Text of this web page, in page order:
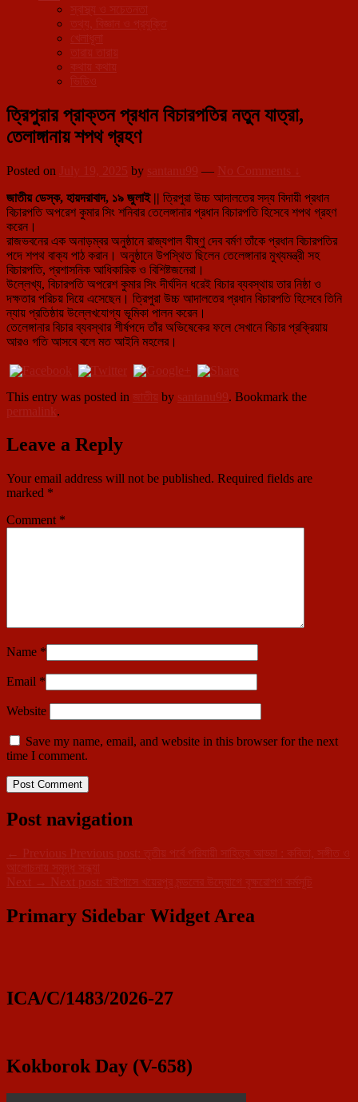
স্বাস্থ্য ও সচেতনতা
তথ্য, বিজ্ঞান ও প্রযুক্তি
খেলাধূলা
তারায় তারায়
কথায় কথায়
ত্রিপুরার প্রাক্তন প্রধান বিচারপতির নতুন যাত্রা,
তেলাঙ্গানায় শপথ গ্রহণ
Posted on July 19, 2025 by santanu99 — No Comments ↓
জাতীয় ডেস্ক, হায়দরাবাদ, ১৯ জুলাই || ত্রিপুরা উচ্চ আদালতের সদ্য বিদায়ী প্রধান
বিচারপতি অপরেশ কুমার সিং শনিবার তেলেঙ্গানার প্রধান বিচারপতি হিসেবে শপথ গ্রহণ
করেন।
রাজভবনের এক অনাড়ম্বর অনুষ্ঠানে রাজ্যপাল যীষ্ণু দেব বর্মণ তাঁকে প্রধান বিচারপতির
পদে শপথ বাক্য পাঠ করান। অনুষ্ঠানে উপস্থিত ছিলেন তেলেঙ্গানার মুখ্যমন্ত্রী সহ
বিচারপতি, প্রশাসনিক আধিকারিক ও বিশিষ্টজনেরা।
উল্লেখ্য, বিচারপতি অপরেশ কুমার সিং দীর্ঘদিন ধরেই বিচার ব্যবস্থায় তার নিষ্ঠা ও
দক্ষতার পরিচয় দিয়ে এসেছেন। ত্রিপুরা উচ্চ আদালতের প্রধান বিচারপতি হিসেবে তিনি
ন্যায় প্রতিষ্ঠায় উল্লেখযোগ্য ভূমিকা পালন করেন।
তেলেঙ্গানার বিচার ব্যবস্থার শীর্ষপদে তাঁর অভিষেকের ফলে সেখানে বিচার প্রক্রিয়ায়
আরও গতি আসবে বলে মত আইনি মহলের।
This entry was posted in জাতীয় by santanu99. Bookmark the
permalink.
Leave a Reply
Your email address will not be published. Required fields are
marked *
Comment *
Name *
Email *
Website
Save my name, email, and website in this browser for the next
time I comment.
Post navigation
← Previous Previous post:
তৃতীয় পর্বে পরিযায়ী সাহিত্য আড্ডা : কবিতা, সঙ্গীত ও
আলোচনায় সমৃদ্ধ সন্ধ্যা
Next → Next post: বাইপাসে খয়েরপুর মন্ডলের উদ্যোগে বৃক্ষরোপণ কর্মসূচি
Primary Sidebar Widget Area
ICA/C/1483/2026-27
Kokborok Day (V-658)